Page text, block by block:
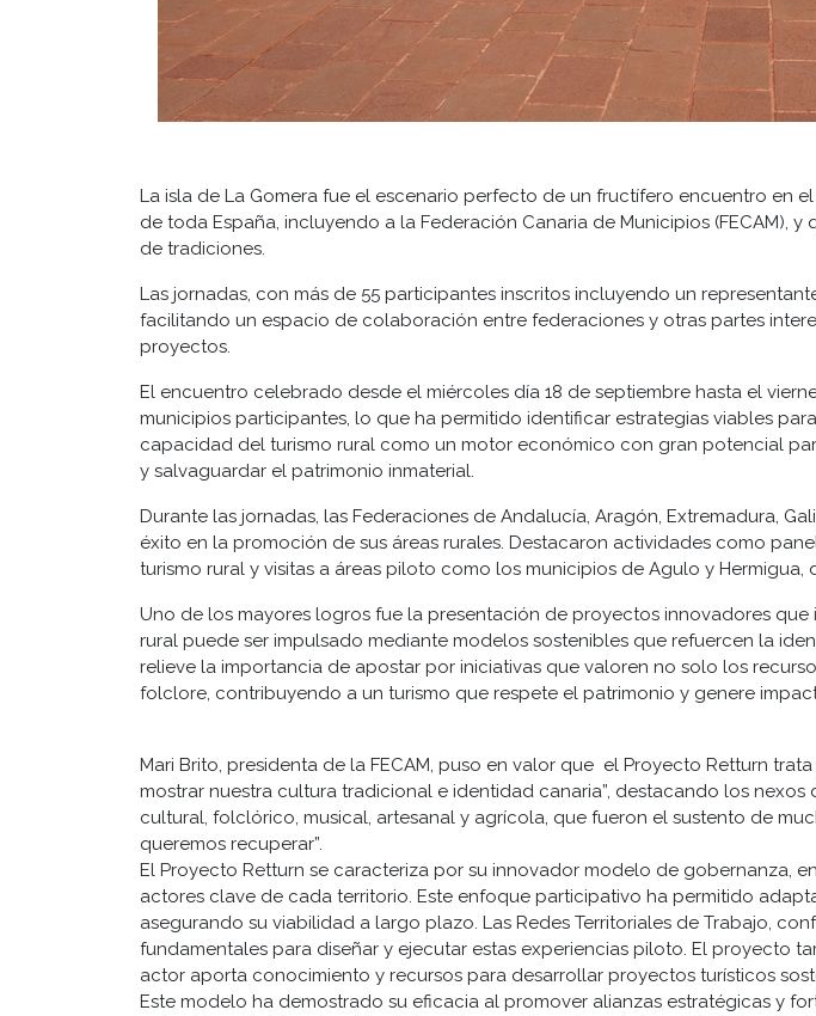
La isla de La Gomera fue el escenario perfecto de un fructífero encuentro en
de toda España, incluyendo a la Federación Canaria de Municipios
de tradiciones.
Las jornadas, con más de 55 participantes inscritos incluyendo un
facilitando un espacio de colaboración entre federaciones y otras partes
proyectos.
El encuentro celebrado desde el miércoles día 18 de septiembre hasta el
municipios participantes, lo que ha permitido identificar estrategias viables
capacidad del turismo rural como un motor económico con gran potencial
y salvaguardar el patrimonio inmaterial.
Durante las jornadas, las Federaciones de Andalucía, Aragón, Extremadura,
éxito en la promoción de sus áreas rurales. Destacaron actividades como
turismo rural y visitas a áreas piloto como los municipios de Agulo y
Uno de los mayores logros fue la presentación de proyectos innovadores
rural puede ser impulsado mediante modelos sostenibles que refuercen la
relieve la importancia de apostar por iniciativas que valoren no solo los
folclore, contribuyendo a un turismo que respete el patrimonio y genere
Mari Brito, presidenta de la FECAM, puso en valor que el Proyecto Retturn
mostrar nuestra cultura tradicional e identidad canaria”, destacando los
cultural, folclórico, musical, artesanal y agrícola, que fueron el sustento de
queremos recuperar”.
El Proyecto Retturn se caracteriza por su innovador modelo de gobernanza,
actores clave de cada territorio. Este enfoque participativo ha permitido
asegurando su viabilidad a largo plazo. Las Redes Territoriales de Trabajo,
fundamentales para diseñar y ejecutar estas experiencias piloto. El proyecto
actor aporta conocimiento y recursos para desarrollar proyectos turísticos
Este modelo ha demostrado su eficacia al promover alianzas estratégicas y